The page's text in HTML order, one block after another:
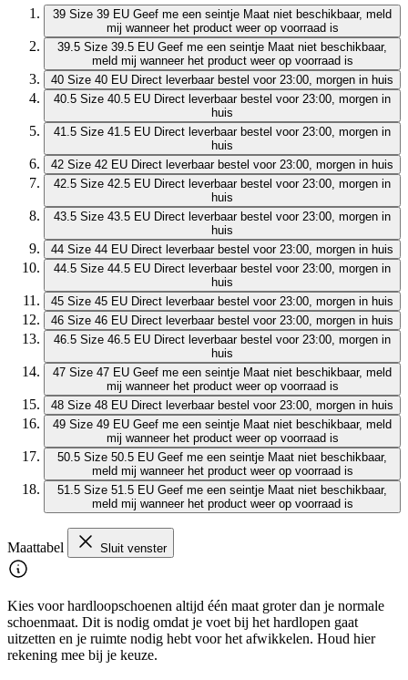
39 Size 39 EU Geef me een seintje Maat niet beschikbaar, meld
mij wanneer het product weer op voorraad is
39.5 Size 39.5 EU Geef me een seintje Maat niet beschikbaar,
meld mij wanneer het product weer op voorraad is
40 Size 40 EU Direct leverbaar bestel voor 23:00, morgen in huis
40.5 Size 40.5 EU Direct leverbaar bestel voor 23:00, morgen in
huis
41.5 Size 41.5 EU Direct leverbaar bestel voor 23:00, morgen in
huis
42 Size 42 EU Direct leverbaar bestel voor 23:00, morgen in huis
42.5 Size 42.5 EU Direct leverbaar bestel voor 23:00, morgen in
huis
43.5 Size 43.5 EU Direct leverbaar bestel voor 23:00, morgen in
huis
44 Size 44 EU Direct leverbaar bestel voor 23:00, morgen in huis
44.5 Size 44.5 EU Direct leverbaar bestel voor 23:00, morgen in
huis
45 Size 45 EU Direct leverbaar bestel voor 23:00, morgen in huis
46 Size 46 EU Direct leverbaar bestel voor 23:00, morgen in huis
46.5 Size 46.5 EU Direct leverbaar bestel voor 23:00, morgen in
huis
47 Size 47 EU Geef me een seintje Maat niet beschikbaar, meld
mij wanneer het product weer op voorraad is
48 Size 48 EU Direct leverbaar bestel voor 23:00, morgen in huis
49 Size 49 EU Geef me een seintje Maat niet beschikbaar, meld
mij wanneer het product weer op voorraad is
50.5 Size 50.5 EU Geef me een seintje Maat niet beschikbaar,
meld mij wanneer het product weer op voorraad is
51.5 Size 51.5 EU Geef me een seintje Maat niet beschikbaar,
meld mij wanneer het product weer op voorraad is
Maattabel Sluit venster
Kies voor hardloopschoenen altijd één maat groter dan je normale
schoenmaat. Dit is nodig omdat je voet bij het hardlopen gaat
uitzetten en je ruimte nodig hebt voor het afwikkelen. Houd hier
rekening mee bij je keuze.